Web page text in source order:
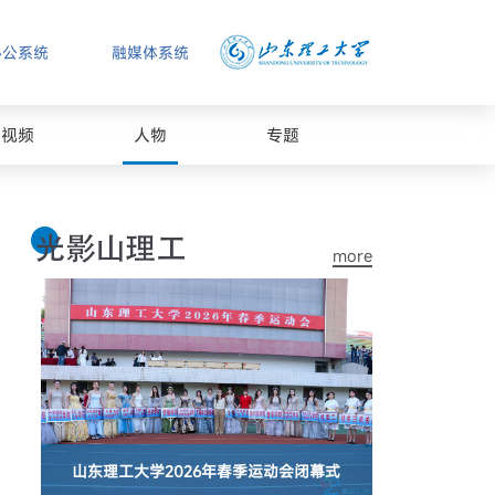
融媒体系统
系统
视频 人物 专题
more
山东理工大学2026年春季运动会闭幕式